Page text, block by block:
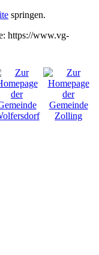
springen.
https://www.vg-